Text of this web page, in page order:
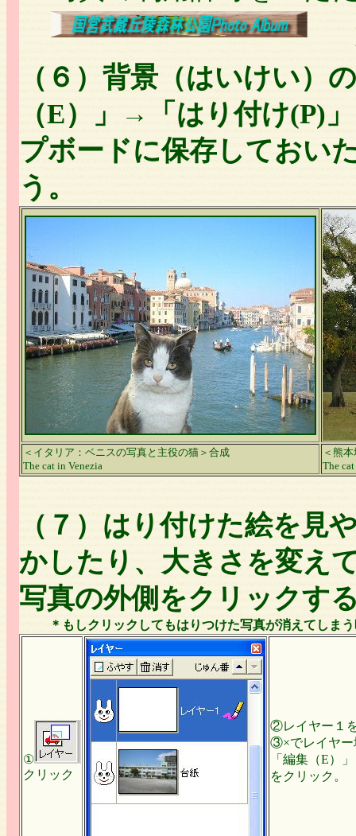
（６）背景（はいけい）
（E）」→「はり付け(P)
プボードに保存しておい
う。
＜イタリア：ベニスの写真と主役の猫＞合成
The cat in Venezia
＜熊
The
（７）はり付けた絵を見
かしたり、大きさを変え
写真の外側をクリックす
＊もしクリックしてもはりつけた写真が消えてしま
①
クリック
②レイヤー１
③×でレイヤー
「編集（E）
をクリック。